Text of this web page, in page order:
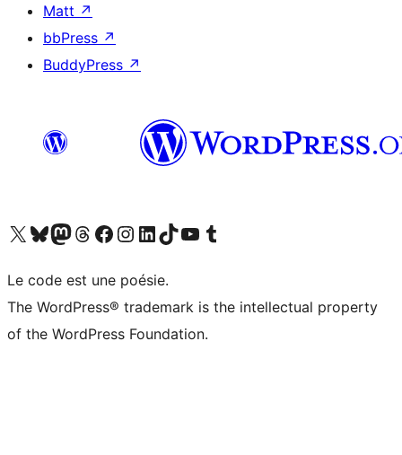
Matt ↗
bbPress ↗
BuddyPress ↗
Visit our X (formerly Twitter) account
Visitez notre compte Bluesky
Visit our Mastodon account
Visitez notre compte Threads
Visit our Facebook page
Visit our Instagram account
Visit our LinkedIn account
Visitez notre compte TikTok
Visit our YouTube channel
Visitez notre compte Tumblr
Le code est une poésie.
The WordPress® trademark is the intellectual property
of the WordPress Foundation.